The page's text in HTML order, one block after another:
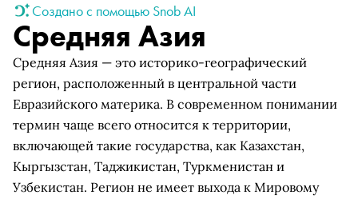
Создано с помощью Snob AI
Средняя Азия
Средняя Азия — это историко-географический
регион, расположенный в центральной части
Евразийского материка. В современном понимании
термин чаще всего относится к территории,
включающей такие государства, как Казахстан,
Кыргызстан, Таджикистан, Туркменистан и
Узбекистан. Регион не имеет выхода к Мировому